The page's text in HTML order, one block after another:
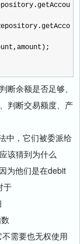
余额是否足够、
判断交易额度、产
中，它们被委派给
该猜到为什么
为他们是在debit
于
需要也无权使用